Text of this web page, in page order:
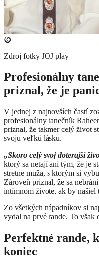
Zdroj fotky JOJ play
Profesionálny
priznal, že je
V jednej z najnovších častí
profesionálny tanečník
priznal, že takmer celý život
svoju veľkú lásku.
„Skoro celý svoj doterajší
ktorý sa netají ani tým, že je
stretne muža, s ktorým si
Zároveň priznal, že sa
intímnom živote, ak by našiel
Zo všetkých nápadníkov si
vydal na prvé rande. To však
Perfektné rande,
koniec